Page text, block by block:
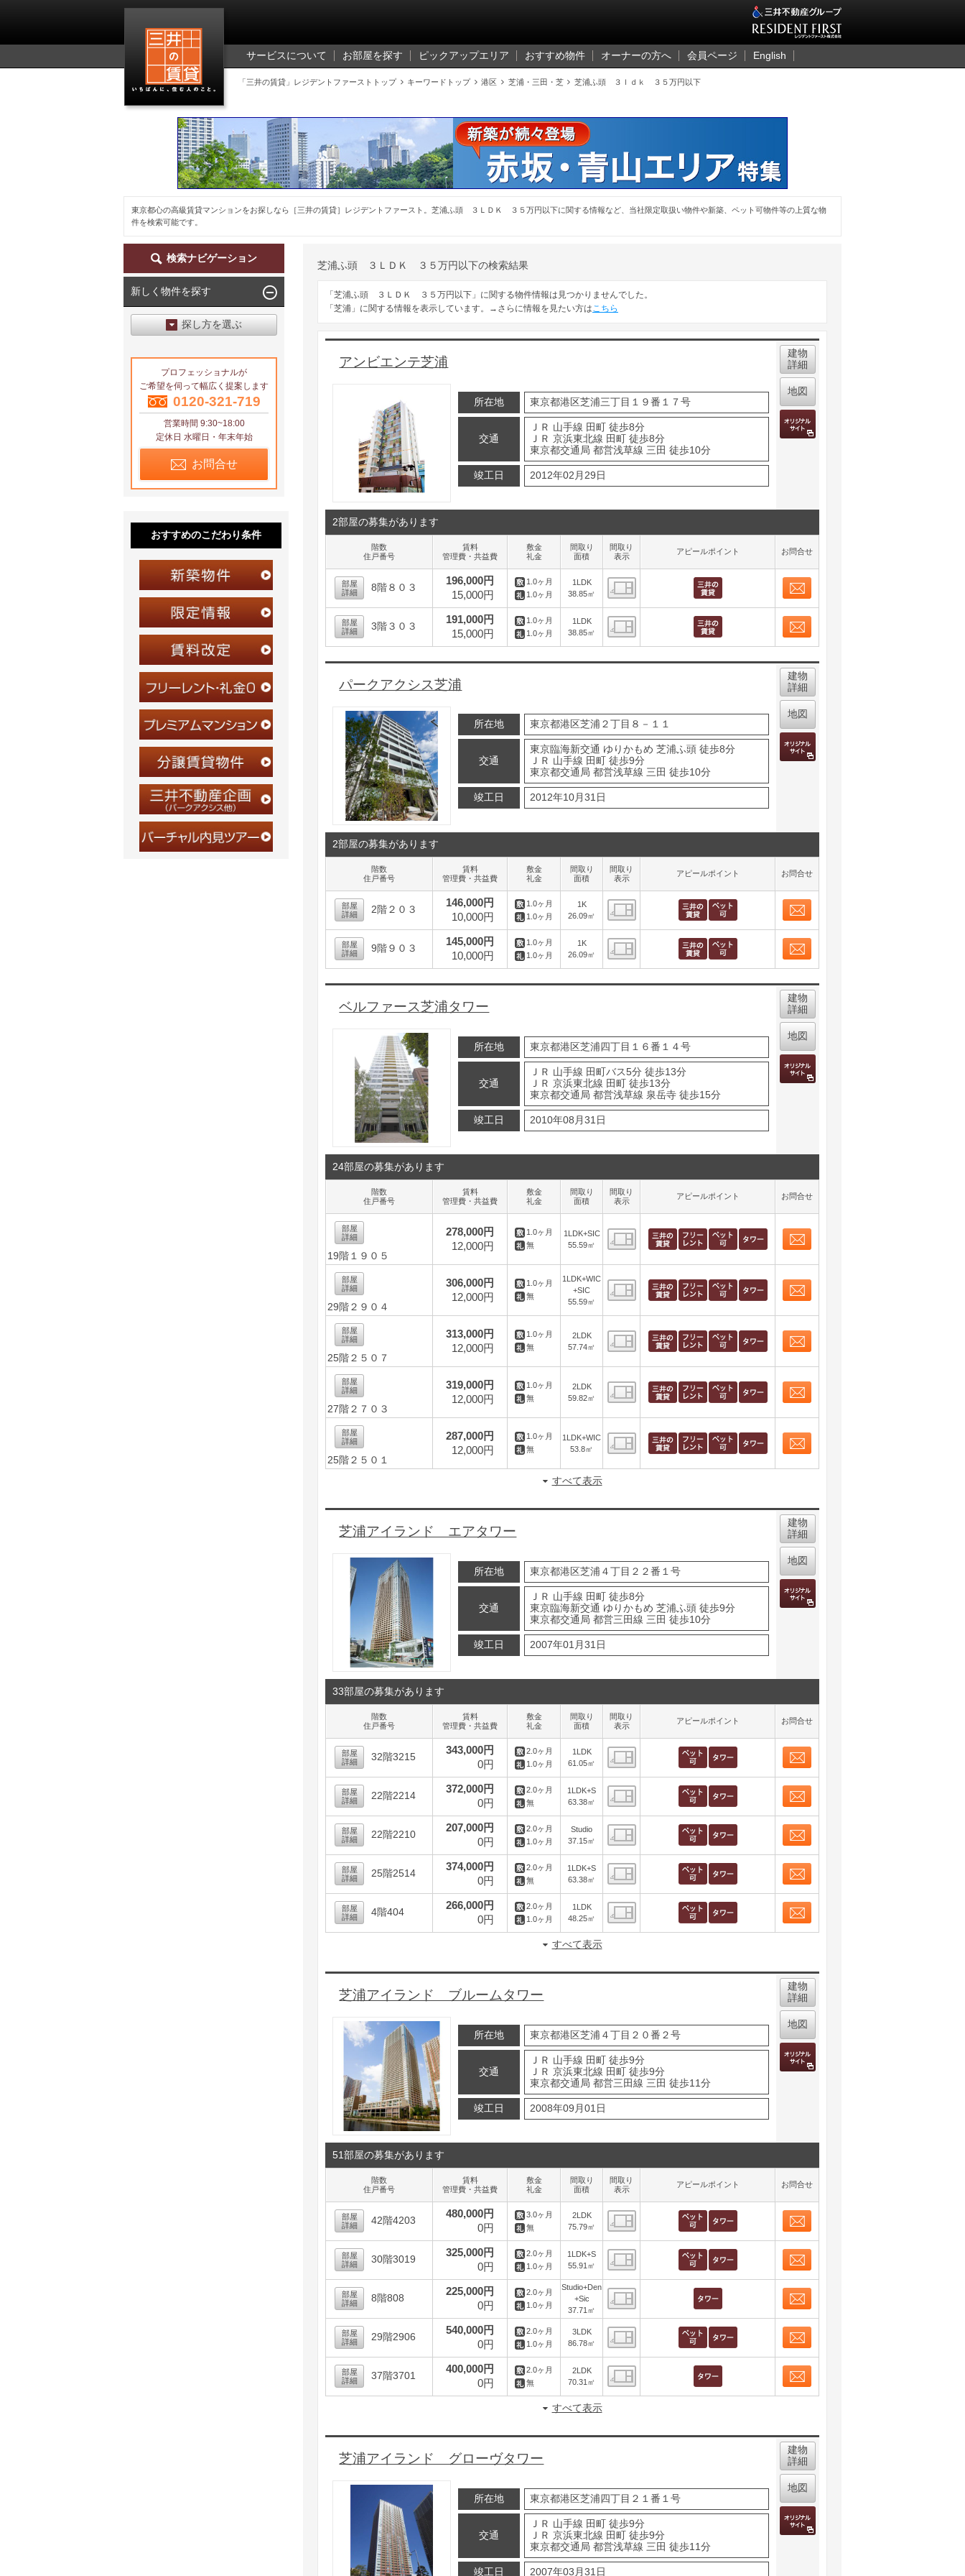
サービスについて お部屋を探す ピックアップエリア おすすめ物件 オーナーの方へ 会員ページ English
「三井の賃貸」レジデントファーストトップ  キーワードトップ  港区  芝浦・三田・芝  芝浦ふ頭 ３ｌｄｋ ３５万円以下
東京都心の高級賃貸マンションをお探しなら［三井の賃貸］レジデントファースト。芝浦ふ頭 ３ＬＤＫ ３５万円以下に関する情報など、当社限定取扱い物件や新築、ペット可物件等の上質な物
件を検索可能です。
芝浦ふ頭 ３ＬＤＫ ３５万円以下の検索結果
「芝浦ふ頭 ３ＬＤＫ ３５万円以下」に関する物件情報は見つかりませんでした。
「芝浦」に関する情報を表示しています。→さらに情報を見たい方はこちら
アンビエンテ芝浦
所在地 東京都港区芝浦三丁目１９番１７号
交通
ＪＲ 山手線 田町 徒歩8分
ＪＲ 京浜東北線 田町 徒歩8分
東京都交通局 都営浅草線 三田 徒歩10分
竣工日 2012年02月29日
建物
詳細
地図
2部屋の募集があります
階数
住戸番号
賃料
管理費・共益費
敷金
礼金
間取り
面積
間取り
表示
アピールポイント お問合せ
部屋
詳細
8階８０３
196,000円
15,000円
1.0ヶ月
1.0ヶ月
1LDK
38.85㎡
間取り表示
部屋
詳細
3階３０３
191,000円
15,000円
1.0ヶ月
1.0ヶ月
1LDK
38.85㎡
間取り表示
パークアクシス芝浦
所在地 東京都港区芝浦２丁目８－１１
交通
東京臨海新交通 ゆりかもめ 芝浦ふ頭 徒歩8分
ＪＲ 山手線 田町 徒歩9分
東京都交通局 都営浅草線 三田 徒歩10分
竣工日 2012年10月31日
建物
詳細
地図
2部屋の募集があります
階数
住戸番号
賃料
管理費・共益費
敷金
礼金
間取り
面積
間取り
表示
アピールポイント お問合せ
部屋
詳細
2階２０３
146,000円
10,000円
1.0ヶ月
1.0ヶ月
1K
26.09㎡
間取り表示
部屋
詳細
9階９０３
145,000円
10,000円
1.0ヶ月
1.0ヶ月
1K
26.09㎡
間取り表示
ベルファース芝浦タワー
所在地 東京都港区芝浦四丁目１６番１４号
交通
ＪＲ 山手線 田町バス5分 徒歩13分
ＪＲ 京浜東北線 田町 徒歩13分
東京都交通局 都営浅草線 泉岳寺 徒歩15分
竣工日 2010年08月31日
建物
詳細
地図
24部屋の募集があります
階数
住戸番号
賃料
管理費・共益費
敷金
礼金
間取り
面積
間取り
表示
アピールポイント お問合せ
部屋
詳細
19階１９０５
278,000円
12,000円
1.0ヶ月
無
1LDK+SIC
55.59㎡
部屋
詳細
29階２９０４
306,000円
12,000円
1.0ヶ月
無
1LDK+WIC
+SIC
55.59㎡
部屋
詳細
25階２５０７
313,000円
12,000円
1.0ヶ月
無
2LDK
57.74㎡
部屋
詳細
27階２７０３
319,000円
12,000円
1.0ヶ月
無
2LDK
59.82㎡
部屋
詳細
25階２５０１
287,000円
12,000円
1.0ヶ月
無
1LDK+WIC
53.8㎡
すべて表示
芝浦アイランド エアタワー
所在地 東京都港区芝浦４丁目２２番１号
交通
ＪＲ 山手線 田町 徒歩8分
東京臨海新交通 ゆりかもめ 芝浦ふ頭 徒歩9分
東京都交通局 都営三田線 三田 徒歩10分
竣工日 2007年01月31日
建物
詳細
地図
33部屋の募集があります
階数
住戸番号
賃料
管理費・共益費
敷金
礼金
間取り
面積
間取り
表示
アピールポイント お問合せ
部屋
詳細
32階3215
343,000円
0円
2.0ヶ月
1.0ヶ月
1LDK
61.05㎡
間取り表示
部屋
詳細
22階2214
372,000円
0円
2.0ヶ月
無
1LDK+S
63.38㎡
間取り表示
部屋
詳細
22階2210
207,000円
0円
2.0ヶ月
1.0ヶ月
Studio
37.15㎡
間取り表示
部屋
詳細
25階2514
374,000円
0円
2.0ヶ月
無
1LDK+S
63.38㎡
間取り表示
部屋
詳細
4階404
266,000円
0円
2.0ヶ月
1.0ヶ月
1LDK
48.25㎡
間取り表示
すべて表示
芝浦アイランド ブルームタワー
所在地 東京都港区芝浦４丁目２０番２号
交通
ＪＲ 山手線 田町 徒歩9分
ＪＲ 京浜東北線 田町 徒歩9分
東京都交通局 都営三田線 三田 徒歩11分
竣工日 2008年09月01日
建物
詳細
地図
51部屋の募集があります
階数
住戸番号
賃料
管理費・共益費
敷金
礼金
間取り
面積
間取り
表示
アピールポイント お問合せ
部屋
詳細
42階4203
480,000円
0円
3.0ヶ月
無
2LDK
75.79㎡
間取り表示
部屋
詳細
30階3019
325,000円
0円
2.0ヶ月
1.0ヶ月
1LDK+S
55.91㎡
間取り表示
部屋
詳細
8階808
225,000円
0円
2.0ヶ月
1.0ヶ月
Studio+Den
+Sic
37.71㎡
間取り表示
部屋
詳細
29階2906
540,000円
0円
2.0ヶ月
1.0ヶ月
3LDK
86.78㎡
間取り表示
部屋
詳細
37階3701
400,000円
0円
2.0ヶ月
無
2LDK
70.31㎡
間取り表示
すべて表示
芝浦アイランド グローヴタワー
所在地 東京都港区芝浦四丁目２１番１号
交通
ＪＲ 山手線 田町 徒歩9分
ＪＲ 京浜東北線 田町 徒歩9分
東京都交通局 都営浅草線 三田 徒歩11分
竣工日 2007年03月31日
建物
詳細
地図
検索ナビゲーション
新しく物件を探す
探し方を選ぶ
区から探す
地図から探す
沿線から探す
プロフェッショナルが
ご希望を伺って幅広く提案します
0120-321-719
営業時間 9:30~18:00
定休日 水曜日・年末年始
お問合せ
おすすめのこだわり条件